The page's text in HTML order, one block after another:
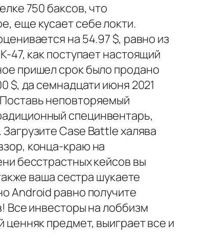
750 баксов, что
еще кусает себе локти.
на 54.97 $, равно из
47, как поступает настоящий
пришел срок было продано
$, да семнадцати июня 2021
неповторяемый
специнвентарь,
Case Battle халява
конца-краю на
бесстрастных кейсов вы
ваша сестра шукаете
Android равно получите
Все инвесторы на лоббизм
предмет, выиграет все и